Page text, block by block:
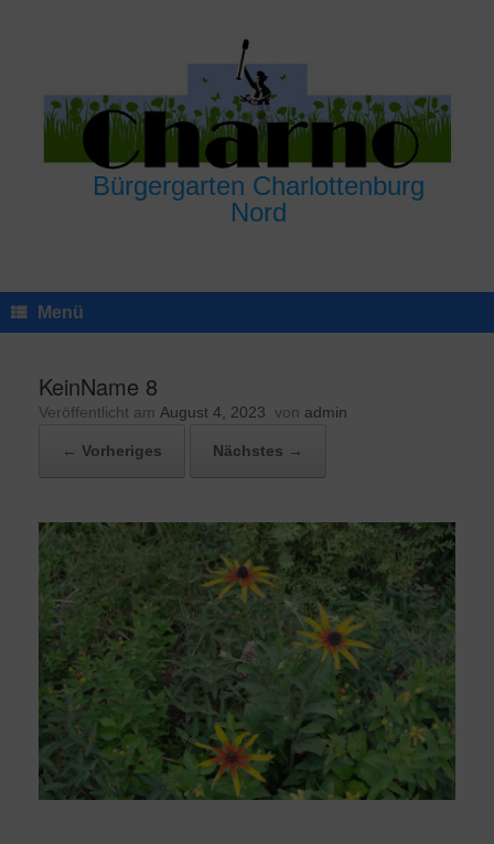
Bürgergarten Charlottenburg
Nord
Menü
KeinName 8
Veröffentlicht am August 4, 2023 von admin
← Vorheriges Nächstes →